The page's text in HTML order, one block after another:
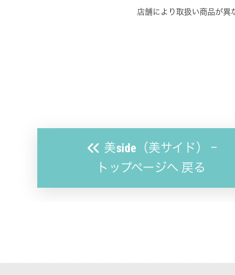
店舗により取扱い商品が異
美side（美サイド） ｰ
トップページへ 戻る